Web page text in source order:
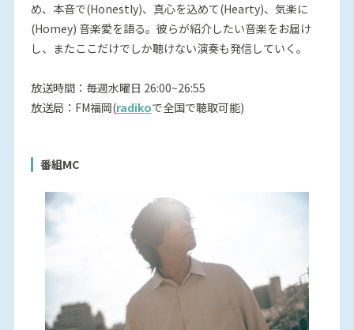
め、本音で(Honestly)、真心を込めて(Hearty)、気楽に
(Homey) 音楽愛を語る。彼らが紹介したい音楽をお届け
し、またここだけでしか聴けない演奏も発信していく。
放送時間：毎週水曜日 26:00~26:55
放送局：FM福岡(radikoで全国で聴取可能)
番組MC